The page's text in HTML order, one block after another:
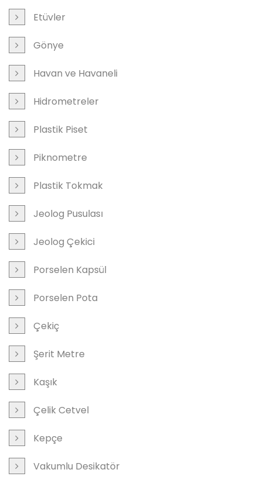
Etüvler
Gönye
Havan ve Havaneli
Hidrometreler
Plastik Piset
Piknometre
Plastik Tokmak
Jeolog Pusulası
Jeolog Çekici
Porselen Kapsül
Porselen Pota
Çekiç
Şerit Metre
Kaşık
Çelik Cetvel
Kepçe
Vakumlu Desikatör